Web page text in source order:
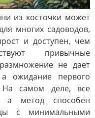
из косточки может
многих садоводов,
и доступен, чем
привычные
не дает
ожидание первого
На самом деле, все
а метод способен
с минимальными